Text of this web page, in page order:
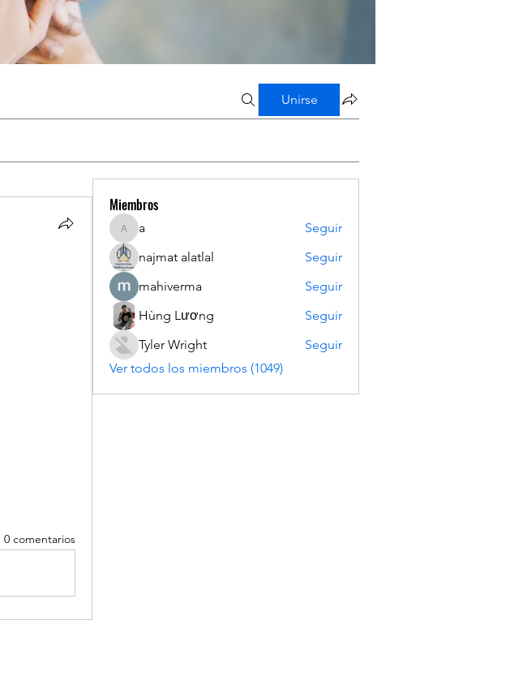
Unirse
0 comentarios
Miembros
a
a
Seguir
najmat alatlal
Seguir
mahiverma
Seguir
Hùng Lương
Seguir
Tyler Wright
Seguir
Ver todos los miembros (1049)